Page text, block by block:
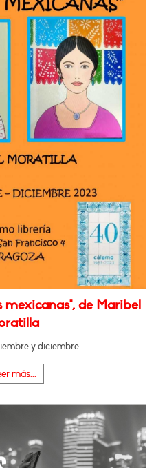
mexicanas", de Maribel
y diciembre
más...